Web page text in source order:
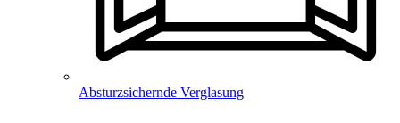
Absturzsichernde Verglasung